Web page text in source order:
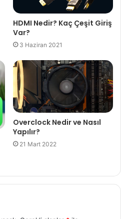
HDMI Nedir? Kaç Çeşit Giriş
Var?
3 Haziran 2021
Overclock Nedir ve Nasıl
Yapılır?
21 Mart 2022